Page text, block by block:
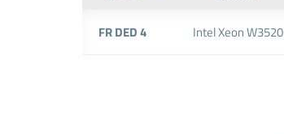
FR DED 4 Intel Xeon W3520